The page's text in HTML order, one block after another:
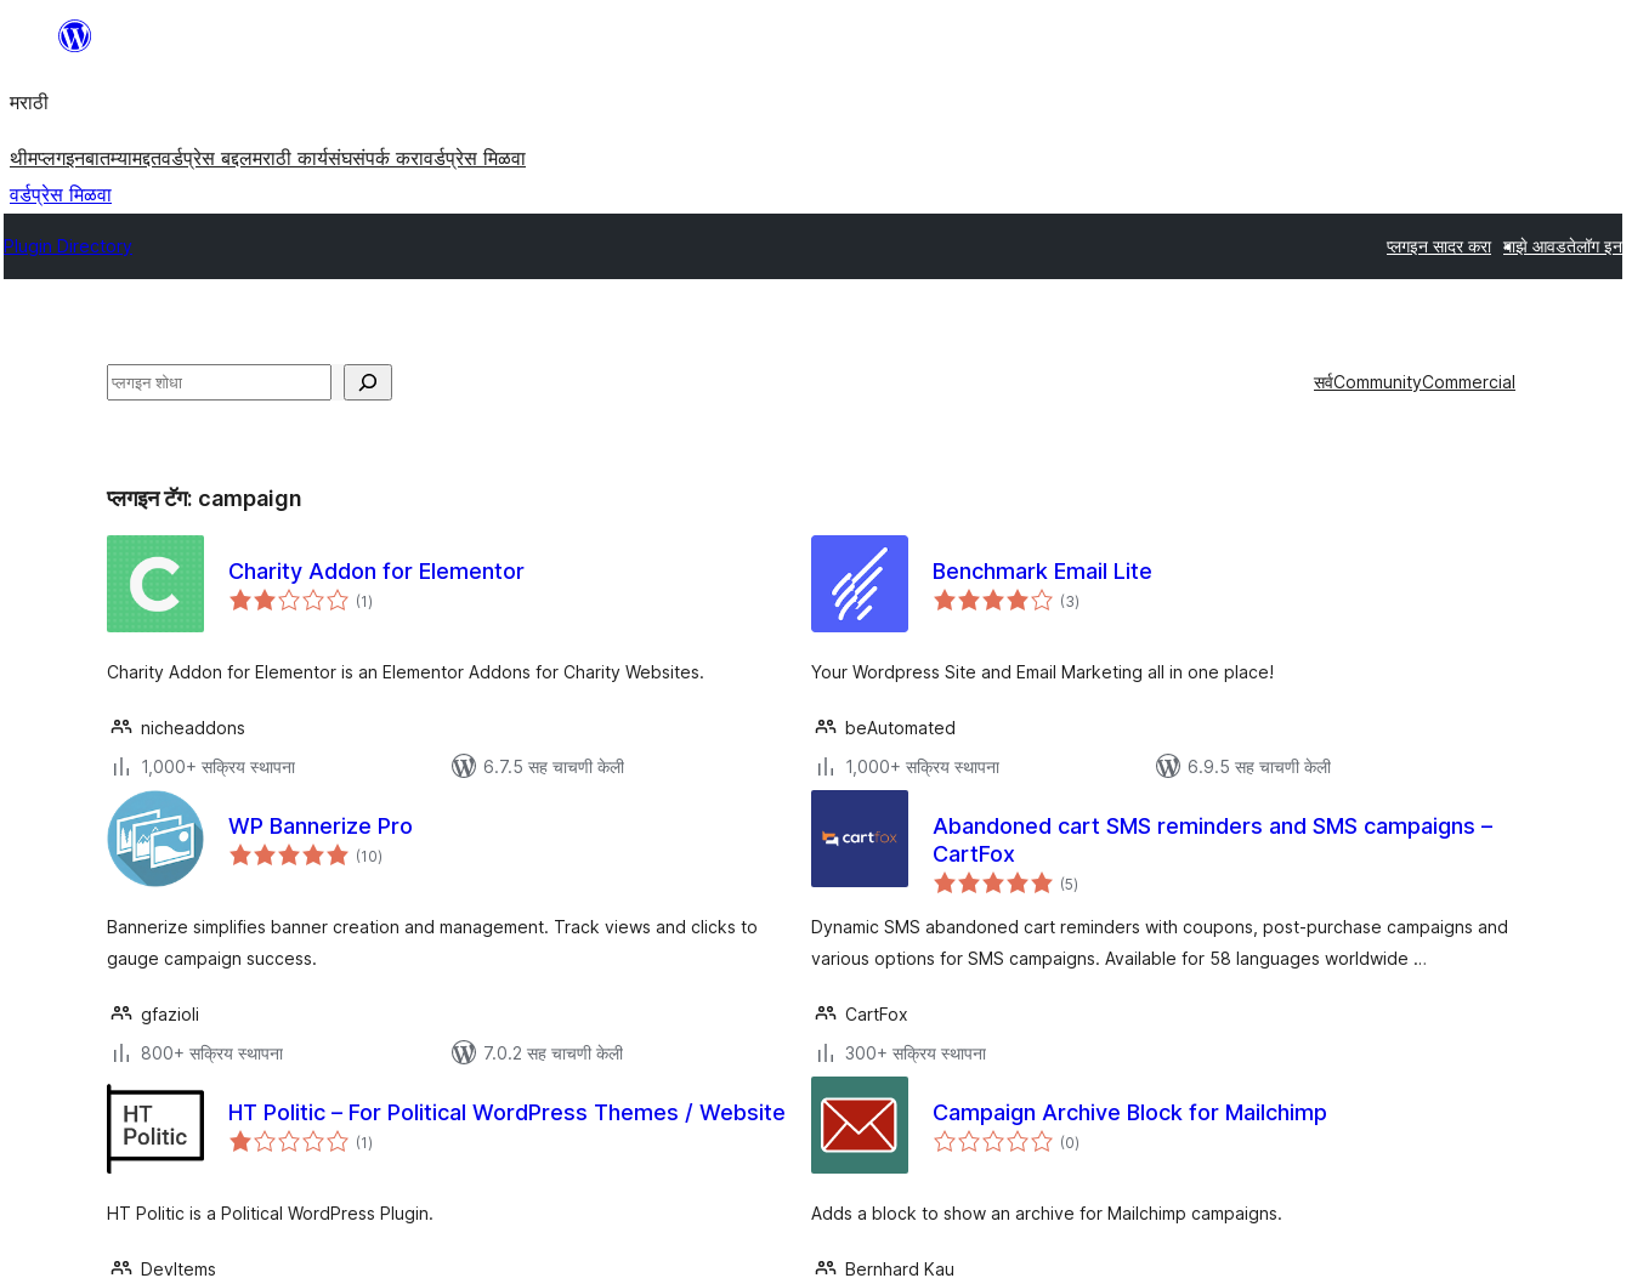
सामुग्रीवर
मराठी
थीमप्लगइनबातम्यामद्दतवर्डप्रेस बद्दलमराठी कार्यसंघसंपर्क करावर्डप्रेस मिळवा
वर्डप्रेस मिळवा
Plugin Directory प्लगइन सादर करा माझे आवडतेलॉग इन
शोधा सर्वCommunityCommercial
प्लगइन टॅग: campaign
Charity Addon for Elementor
(1एकूण
मूल्यांकन
)
Charity Addon for Elementor is an Elementor Addons for Charity Websites.
nicheaddons
1,000+ सक्रिय स्थापना
6.7.5 सह चाचणी केली
Benchmark Email Lite
(3एकूण
मूल्यांकन
)
Your Wordpress Site and Email Marketing all in one place!
beAutomated
1,000+ सक्रिय स्थापना
6.9.5 सह चाचणी केली
WP Bannerize Pro
(10एकूण
मूल्यांकन
)
Bannerize simplifies banner creation and management. Track views and clicks to
gauge campaign success.
gfazioli
800+ सक्रिय स्थापना
7.0.2 सह चाचणी केली
Abandoned cart SMS reminders and SMS campaigns –
CartFox
(5एकूण
मूल्यांकन
)
Dynamic SMS abandoned cart reminders with coupons, post-purchase campaigns and
various options for SMS campaigns. Available for 58 languages worldwide …
CartFox
300+ सक्रिय स्थापना
HT Politic – For Political WordPress Themes / Website
(1एकूण
मूल्यांकन
)
HT Politic is a Political WordPress Plugin.
DevItems
Campaign Archive Block for Mailchimp
(0एकूण
मूल्यांकन
)
Adds a block to show an archive for Mailchimp campaigns.
Bernhard Kau